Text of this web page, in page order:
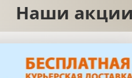
Наши акции